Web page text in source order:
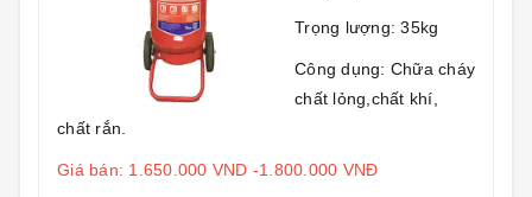
Trọng lượng: 35kg
Công dụng: Chữa cháy
chất lỏng,chất khí,
chất rắn.
Giá bán: 1.650.000 VND -1.800.000 VNĐ